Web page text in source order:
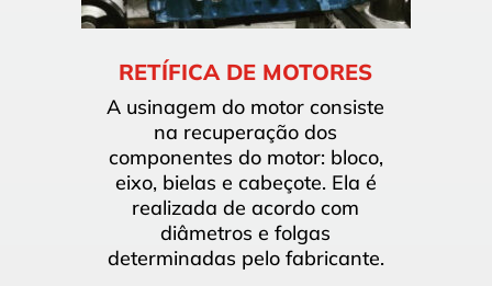
RETÍFICA DE MOTORES
A usinagem do motor consiste
na recuperação dos
componentes do motor: bloco,
eixo, bielas e cabeçote. Ela é
realizada de acordo com
diâmetros e folgas
determinadas pelo fabricante.